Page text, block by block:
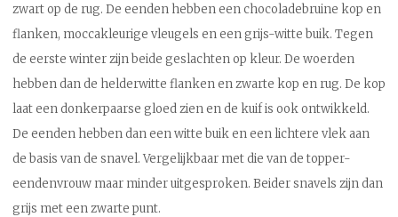
zwart op de rug. De eenden hebben een chocoladebruine kop en
flanken, moccakleurige vleugels en een grijs-witte buik. Tegen
de eerste winter zijn beide geslachten op kleur. De woerden
hebben dan de helderwitte flanken en zwarte kop en rug. De kop
laat een donkerpaarse gloed zien en de kuif is ook ontwikkeld.
De eenden hebben dan een witte buik en een lichtere vlek aan
de basis van de snavel. Vergelijkbaar met die van de topper-
eendenvrouw maar minder uitgesproken. Beider snavels zijn dan
grijs met een zwarte punt.